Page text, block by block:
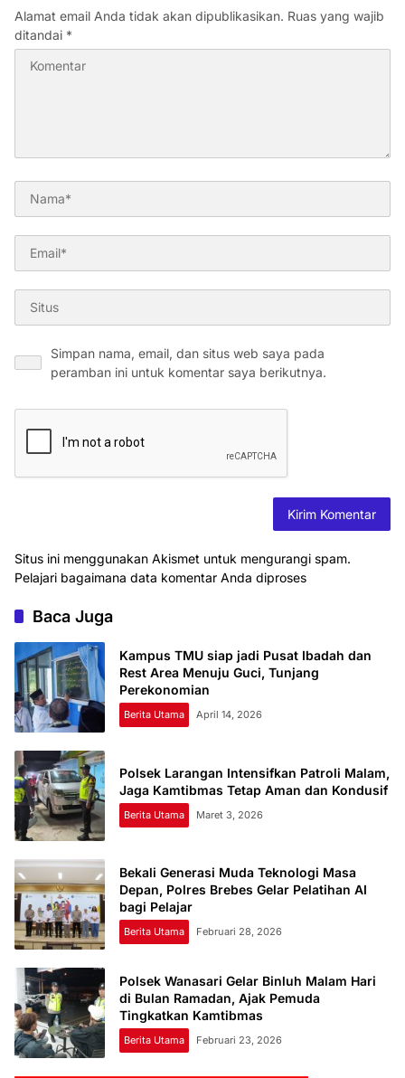
Alamat email Anda tidak akan dipublikasikan. Ruas yang wajib
ditandai *
Simpan nama, email, dan situs web saya pada
peramban ini untuk komentar saya berikutnya.
Situs ini menggunakan Akismet untuk mengurangi spam.
Pelajari bagaimana data komentar Anda diproses
Baca Juga
Kampus TMU siap jadi Pusat Ibadah dan
Rest Area Menuju Guci, Tunjang
Perekonomian
Berita Utama April 14, 2026
Polsek Larangan Intensifkan Patroli Malam,
Jaga Kamtibmas Tetap Aman dan Kondusif
Berita Utama Maret 3, 2026
Bekali Generasi Muda Teknologi Masa
Depan, Polres Brebes Gelar Pelatihan AI
bagi Pelajar
Berita Utama Februari 28, 2026
Polsek Wanasari Gelar Binluh Malam Hari
di Bulan Ramadan, Ajak Pemuda
Tingkatkan Kamtibmas
Berita Utama Februari 23, 2026